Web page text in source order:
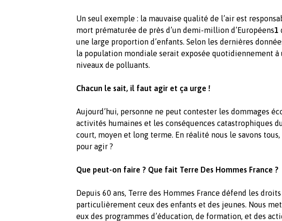
Un seul exemple : la mauvaise qualité de l’air est
mort prématurée de près d’un demi-million d’Européens1
une large proportion d’enfants. Selon les dernières
la population mondiale serait exposée quotidiennement à
niveaux de polluants.
Chacun le sait, il faut agir et ça urge !
Aujourd’hui, personne ne peut contester les dommages
activités humaines et les conséquences catastrophiques
court, moyen et long terme. En réalité nous le savons tous,
pour agir ?
Que peut-on faire ? Que fait Terre Des Hommes France ?
Depuis 60 ans, Terre des Hommes France défend les
particulièrement ceux des enfants et des jeunes. Nous
eux des programmes d’éducation, de formation, et des